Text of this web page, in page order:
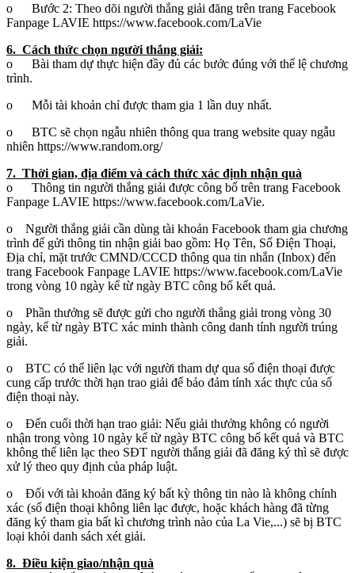
o Bước 2: Theo dõi người thắng giải đăng trên trang Facebook
Fanpage LAVIE https://www.facebook.com/LaVie
6. Cách thức chọn người thắng giải:
o Bài tham dự thực hiện đầy đủ các bước đúng với thể lệ chương
trình.
o Mỗi tài khoản chỉ được tham gia 1 lần duy nhất.
o BTC sẽ chọn ngẫu nhiên thông qua trang website quay ngẫu
nhiên https://www.random.org/
7. Thời gian, địa điểm và cách thức xác định nhận quà
o Thông tin người thắng giải được công bố trên trang Facebook
Fanpage LAVIE https://www.facebook.com/LaVie.
o Người thắng giải cần dùng tài khoản Facebook tham gia chương
trình để gửi thông tin nhận giải bao gồm: Họ Tên, Số Điện Thoại,
Địa chỉ, mặt trước CMND/CCCD thông qua tin nhắn (Inbox) đến
trang Facebook Fanpage LAVIE https://www.facebook.com/LaVie
trong vòng 10 ngày kể từ ngày BTC công bố kết quả.
o Phần thưởng sẽ được gửi cho người thắng giải trong vòng 30
ngày, kể từ ngày BTC xác minh thành công danh tính người trúng
giải.
o BTC có thể liên lạc với người tham dự qua số điện thoại được
cung cấp trước thời hạn trao giải để bảo đảm tính xác thực của số
điện thoại này.
o Đến cuối thời hạn trao giải: Nếu giải thưởng không có người
nhận trong vòng 10 ngày kể từ ngày BTC công bố kết quả và BTC
không thể liên lạc theo SĐT người thắng giải đã đăng ký thì sẽ được
xử lý theo quy định của pháp luật.
o Đối với tài khoản đăng ký bất kỳ thông tin nào là không chính
xác (số điện thoại không liên lạc được, hoặc khách hàng đã từng
đăng ký tham gia bất kì chương trình nào của La Vie,...) sẽ bị BTC
loại khỏi danh sách xét giải.
8. Điều kiện giao/nhận quà